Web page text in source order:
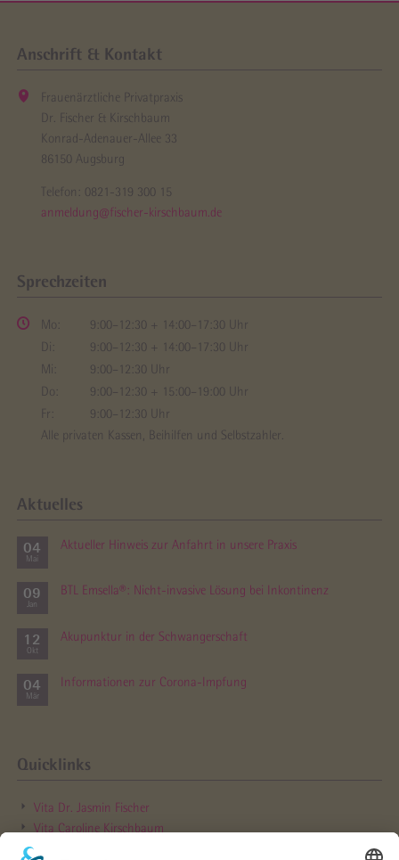
Anschrift & Kontakt
Frauenärztliche Privatpraxis
Dr. Fischer & Kirschbaum
Konrad-Adenauer-Allee 33
86150 Augsburg
Telefon: 0821-319 300 15
anmeldung@fischer-kirschbaum.de
Sprechzeiten
Mo:
9:00–12:30 + 14:00–17:30 Uhr
Di:
9:00–12:30 + 14:00–17:30 Uhr
Mi:
9:00–12:30 Uhr
Do:
9:00–12:30 + 15:00–19:00 Uhr
Fr:
9:00–12:30 Uhr
Alle privaten Kassen, Beihilfen und Selbstzahler.
Aktuelles
04
Mai
Aktueller Hinweis zur Anfahrt in unsere Praxis
09
Jan
BTL Emsella®: Nicht-invasive Lösung bei Inkontinenz
12
Okt
Akupunktur in der Schwanger­schaft
04
Mär
Informationen zur Corona-Impfung
Quicklinks
Vita Dr. Jasmin Fischer
Vita Caroline Kirschbaum
Hebammen­sprechstunde